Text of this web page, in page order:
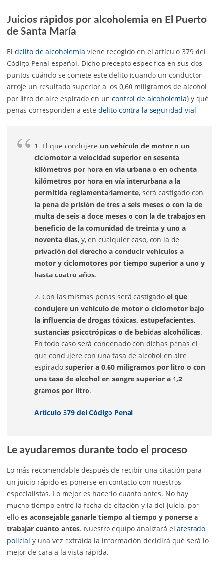
Juicios rápidos por alcoholemia en El Puerto
de Santa María
El delito de alcoholemia viene recogido en el artículo 379 del
Código Penal español. Dicho precepto especifica en sus dos
puntos cuándo se comete este delito (cuando un conductor
arroje un resultado superior a los 0,60 miligramos de alcohol
por litro de aire espirado en un control de alcoholemia) y qué
penas corresponden a este delito contra la seguridad vial.
1. El que condujere un vehículo de motor o un
ciclomotor a velocidad superior en sesenta
kilómetros por hora en vía urbana o en ochenta
kilómetros por hora en vía interurbana a la
permitida reglamentariamente, será castigado con
la pena de prisión de tres a seis meses o con la de
multa de seis a doce meses o con la de trabajos en
beneficio de la comunidad de treinta y uno a
noventa días, y, en cualquier caso, con la de
privación del derecho a conducir vehículos a
motor y ciclomotores por tiempo superior a uno y
hasta cuatro años.
2. Con las mismas penas será castigado el que
condujere un vehículo de motor o ciclomotor bajo
la influencia de drogas tóxicas, estupefacientes,
sustancias psicotrópicas o de bebidas alcohólicas.
En todo caso será condenado con dichas penas el
que condujere con una tasa de alcohol en aire
espirado superior a 0,60 miligramos por litro o con
una tasa de alcohol en sangre superior a 1,2
gramos por litro.
Artículo 379 del Código Penal
Le ayudaremos durante todo el proceso
Lo más recomendable después de recibir una citación para
un juicio rápido es ponerse en contacto con nuestros
especialistas. Lo mejor es hacerlo cuanto antes. No hay
mucho tiempo entre la fecha de citación y la del juicio, por
ello es aconsejable ganarle tiempo al tiempo y ponerse a
trabajar cuanto antes. Nuestro equipo analizará el atestado
policial y una vez extraída la información decidirá qué será lo
mejor de cara a la vista rápida.